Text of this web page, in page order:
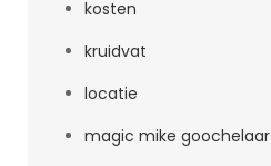
kosten
kruidvat
locatie
magic mike goochelaar